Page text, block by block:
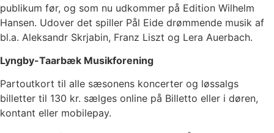
publikum før, og som nu udkommer på Edition Wilhelm
Hansen. Udover det spiller Pål Eide drømmende musik af
bl.a. Aleksandr Skrjabin, Franz Liszt og Lera Auerbach.
Lyngby-Taarbæk Musikforening
Partoutkort til alle sæsonens koncerter og løssalgs
billetter til 130 kr. sælges online på Billetto eller i døren,
kontant eller mobilepay.